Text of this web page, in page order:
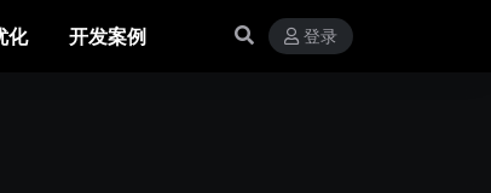
化 开发案例 登录